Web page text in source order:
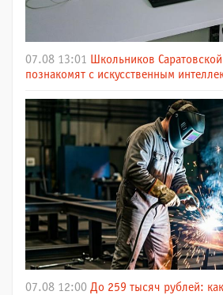
07.08 13:01
Школьников
познакомят с искусственным
07.08 12:00 До 259 тысяч рублей: